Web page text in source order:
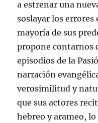
a estrenar una
soslayar los
mayoría de sus
propone contarnos
episodios de la
narración
verosimilitud y
que sus actores
hebreo y arameo,